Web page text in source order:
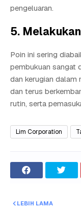
pengeluaran.
5.
Poin ini sering
pembukuan sangat
dan kerugian dalam
dan terus
rutin, serta
Lim Corporation
LEBIH LAMA